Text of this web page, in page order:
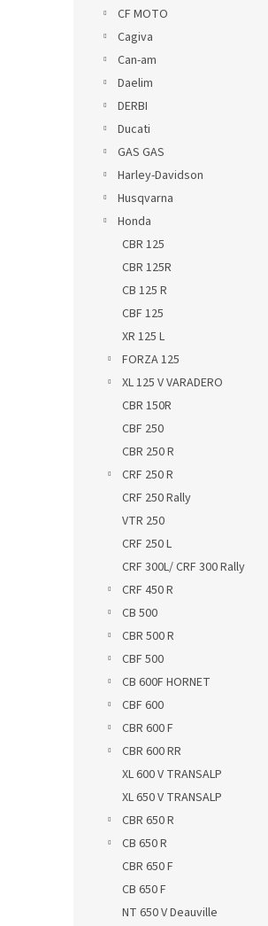
CF MOTO
Cagiva
Can-am
Daelim
DERBI
Ducati
GAS GAS
Harley-Davidson
Husqvarna
Honda
CBR 125
CBR 125R
CB 125 R
CBF 125
XR 125 L
FORZA 125
XL 125 V VARADERO
CBR 150R
CBF 250
CBR 250 R
CRF 250 R
CRF 250 Rally
VTR 250
CRF 250 L
CRF 300L/ CRF 300 Rally
CRF 450 R
CB 500
CBR 500 R
CBF 500
CB 600F HORNET
CBF 600
CBR 600 F
CBR 600 RR
XL 600 V TRANSALP
XL 650 V TRANSALP
CBR 650 R
CB 650 R
CBR 650 F
CB 650 F
NT 650 V Deauville